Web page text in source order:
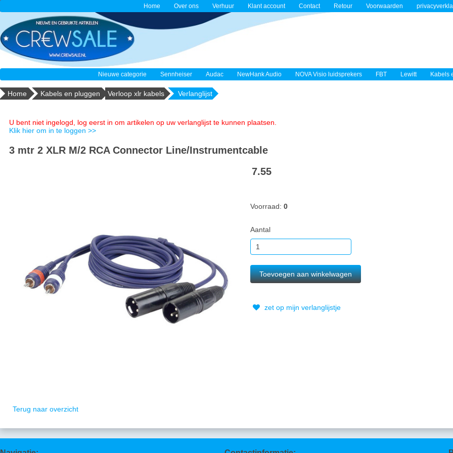
Home Over ons Verhuur Klant account Contact Retour Voorwaarden
Nieuwe categorie Sennheiser Audac NewHank Audio NOVA Visio luidsprekers FBT Lewitt Kabels
Home Kabels en pluggen Verloop xlr kabels Verlanglijst
U bent niet ingelogd, log eerst in om artikelen op uw verlanglijst te kunnen plaatsen.
Klik hier om in te loggen >>
3 mtr 2 XLR M/2 RCA Connector Line/Instrumentcable
7.55
Voorraad: 0
Aantal
zet op mijn verlanglijstje
Terug naar overzicht